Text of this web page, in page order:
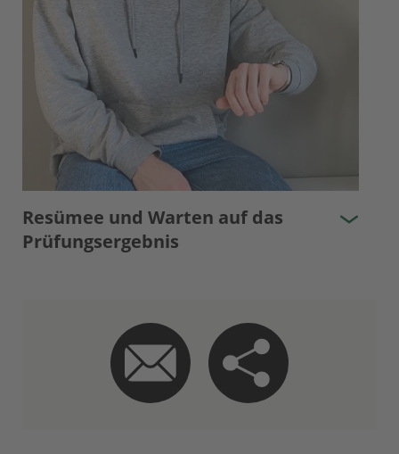
Resümee und Warten auf das
Prüfungsergebnis